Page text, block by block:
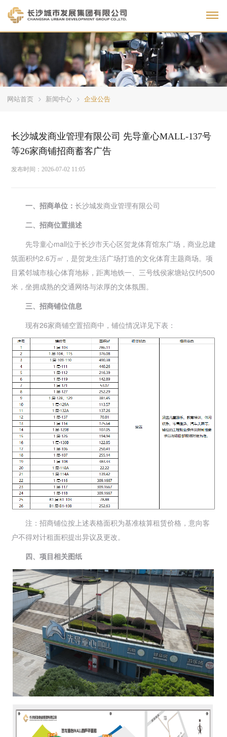
网站首页 新闻中心 企业公告
长沙城发商业管理有限公司 先导童心MALL-137号
等26家商铺招商蓄客广告
发布时间： 2026-07-02 11:05
一、招商单位： 长沙城发商业管理有限公司
二、招商位置描述
先导童心mall位于长沙市天心区贺龙体育馆东广场，商业总建
筑面积约2.6万㎡，是贺龙生活广场打造的文化体育主题商场。项
目紧邻城市核心体育地标，距离地铁一、三号线侯家塘站仅约500
米，坐拥成熟的交通网络与浓厚的文体氛围。
三、招商铺位信息
现有26家商铺空置招商中，铺位情况详见下表：
注：招商铺位按上述表格面积为基准核算租赁价格，意向客
户不得对计租面积提出异议及更改。
四、项目相关图纸